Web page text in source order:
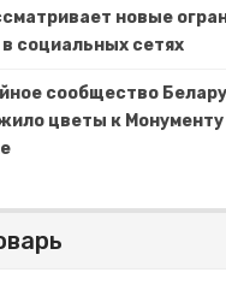
новые
социальных сетях
сообщество
цветы к